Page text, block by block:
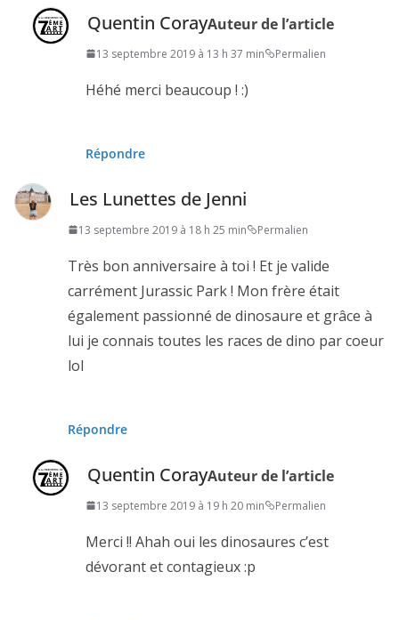
Quentin CorayAuteur de l’article
13 septembre 2019 à 13 h 37 min Permalien
Héhé merci beaucoup ! :)
Répondre
Les Lunettes de Jenni
13 septembre 2019 à 18 h 25 min Permalien
Très bon anniversaire à toi ! Et je valide
carrément Jurassic Park ! Mon frère était
également passionné de dinosaure et grâce à
lui je connais toutes les races de dino par coeur
lol
Répondre
Quentin CorayAuteur de l’article
13 septembre 2019 à 19 h 20 min Permalien
Merci !! Ahah oui les dinosaures c’est
dévorant et contagieux :p